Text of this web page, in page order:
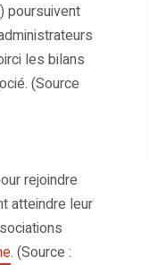
poursuivent
les bilans
(Source
rejoindre
atteindre leur
. (Source :